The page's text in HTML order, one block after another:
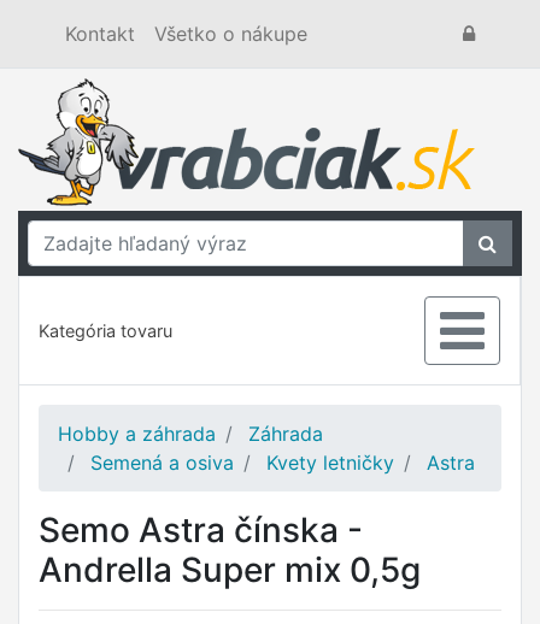
Kontakt Všetko o nákupe
Kategória tovaru
Hobby a záhrada
Záhrada
Semená a osiva
Kvety letničky Astra
Semo Astra čínska -
Andrella Super mix 0,5g